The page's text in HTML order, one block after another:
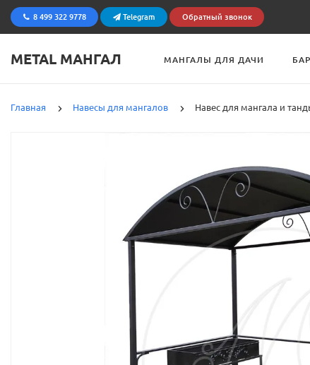
8 499 322 9778 Telegram Обратный звонок
METAL МАНГАЛ МАНГАЛЫ ДЛЯ ДАЧИ
Главная Навесы для мангалов Навес для мангала и